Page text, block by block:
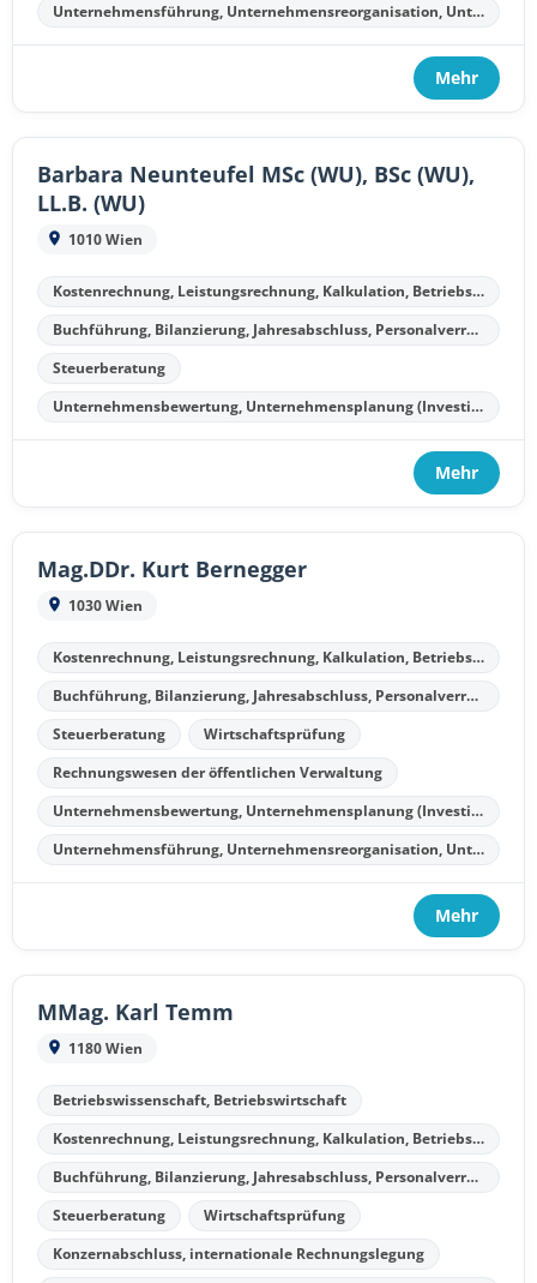
Unternehmensführung, Unternehmensreorganisation, Unternehmenssanierung, Unternehmensliquidation
Mehr
Barbara Neunteufel MSc (WU), BSc (WU),
LL.B. (WU)
1010 Wien
Kostenrechnung, Leistungsrechnung, Kalkulation, Betriebsergebnisrechnung
Buchführung, Bilanzierung, Jahresabschluss, Personalverrechnung
Steuerberatung
Unternehmensbewertung, Unternehmensplanung (Investitionsplanung, Finanzplanung, Kostenplanung, Liquiditätsplanung)
Mehr
Mag.DDr. Kurt Bernegger
1030 Wien
Kostenrechnung, Leistungsrechnung, Kalkulation, Betriebsergebnisrechnung
Buchführung, Bilanzierung, Jahresabschluss, Personalverrechnung
Steuerberatung
Wirtschaftsprüfung
Rechnungswesen der öffentlichen Verwaltung
Unternehmensbewertung, Unternehmensplanung (Investitionsplanung, Finanzplanung, Kostenplanung, Liquiditätsplanung)
Unternehmensführung, Unternehmensreorganisation, Unternehmenssanierung, Unternehmensliquidation
Mehr
MMag. Karl Temm
1180 Wien
Betriebswissenschaft, Betriebswirtschaft
Kostenrechnung, Leistungsrechnung, Kalkulation, Betriebsergebnisrechnung
Buchführung, Bilanzierung, Jahresabschluss, Personalverrechnung
Steuerberatung
Wirtschaftsprüfung
Konzernabschluss, internationale Rechnungslegung